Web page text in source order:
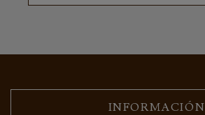
INFORMACIÓN